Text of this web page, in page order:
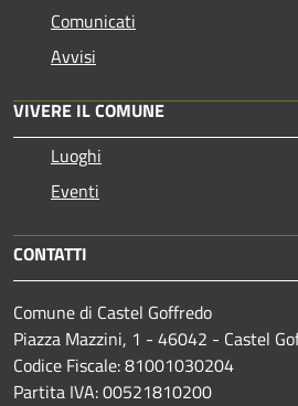
Comunicati
Avvisi
VIVERE IL COMUNE
Luoghi
Eventi
CONTATTI
Comune di Castel Goffredo
Piazza Mazzini, 1 - 46042 - Castel
Codice Fiscale: 81001030204
Partita IVA: 00521810200